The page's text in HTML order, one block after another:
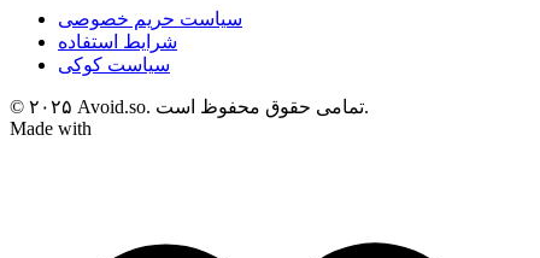
سیاست حریم خصوصی
شرایط استفاده
سیاست کوکی
© ۲۰۲۵ Avoid.so. تمامی حقوق محفوظ است.
Made with